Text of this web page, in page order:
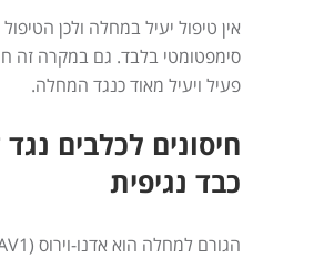
אין טיפול יעיל במחלה ולכן
סימפטומטי בלבד. גם במקרה זה
פעיל ויעיל מאוד כנגד המחלה.
חיסונים לכלבים
כבד נגיפית